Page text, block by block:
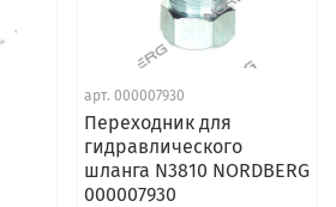
арт. 000007930
Переходник для
гидравлического
шланга N3810 NORDBERG
000007930